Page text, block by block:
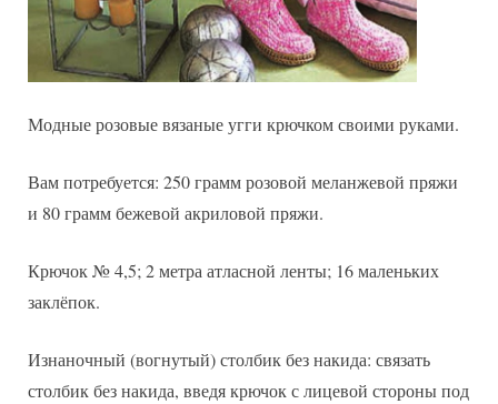
Модные розовые вязаные угги крючком своими руками.
Вам потребуется: 250 грамм розовой меланжевой пряжи
и 80 грамм бежевой акриловой пряжи.
Крючок № 4,5; 2 метра атласной ленты; 16 маленьких
заклёпок.
Изнаночный (вогнутый) столбик без накида: связать
столбик без накида, введя крючок с лицевой стороны под